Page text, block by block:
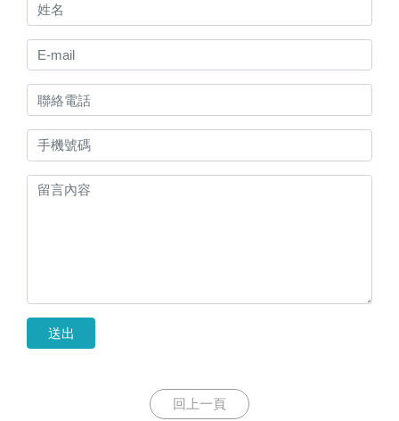
送出
回上一頁